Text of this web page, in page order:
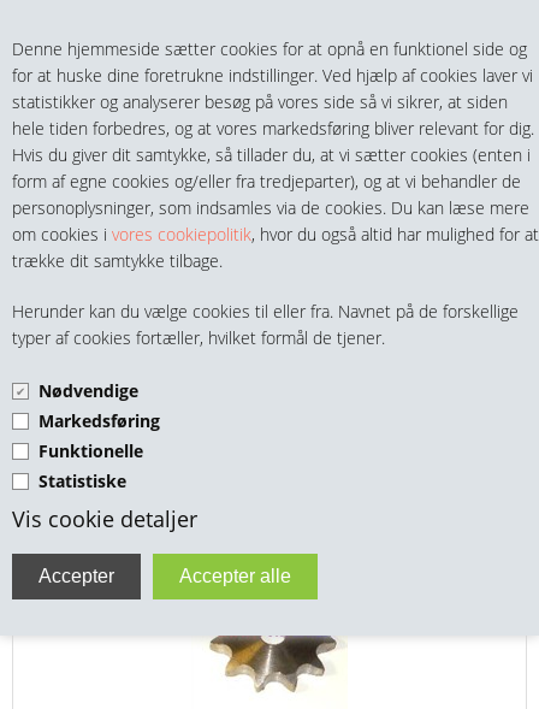
Denne hjemmeside sætter cookies for at opnå en funktionel side og
for at huske dine foretrukne indstillinger. Ved hjælp af cookies laver vi
statistikker og analyserer besøg på vores side så vi sikrer, at siden
hele tiden forbedres, og at vores markedsføring bliver relevant for dig.
Hvis du giver dit samtykke, så tillader du, at vi sætter cookies (enten i
form af egne cookies og/eller fra tredjeparter), og at vi behandler de
personoplysninger, som indsamles via de cookies. Du kan læse mere
om cookies i vores cookiepolitik, hvor du også altid har mulighed for at
trække dit samtykke tilbage.
Herunder kan du vælge cookies til eller fra. Navnet på de forskellige
typer af cookies fortæller, hvilket formål de tjener.
Nødvendige
Markedsføring
Funktionelle
Statistiske
Vis cookie detaljer
Teltech.dk 0 vare(r) i kurven
0,00 DKK
MENU
HANER & VENTILER
SLANGER, KOBLINGER & TILBEHØR
RØR & TILBEHØR
TEKNIK & AUTOMATIK
VA FITTINGS & VENTILER
ENTREPENØRARBEJDE- & UDSTYR
PLADEKÆDEHJUL 3/8"
SIMPLEX STÅL
Pladekædehjul Simplex 3/8" Z=8